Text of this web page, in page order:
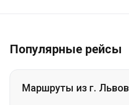
Популярные рейсы
Маршруты из г. Львов